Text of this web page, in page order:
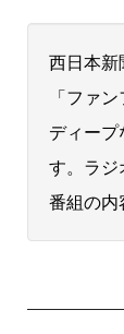
西日本新
「ファ
ディー
す。ラジ
番組の内